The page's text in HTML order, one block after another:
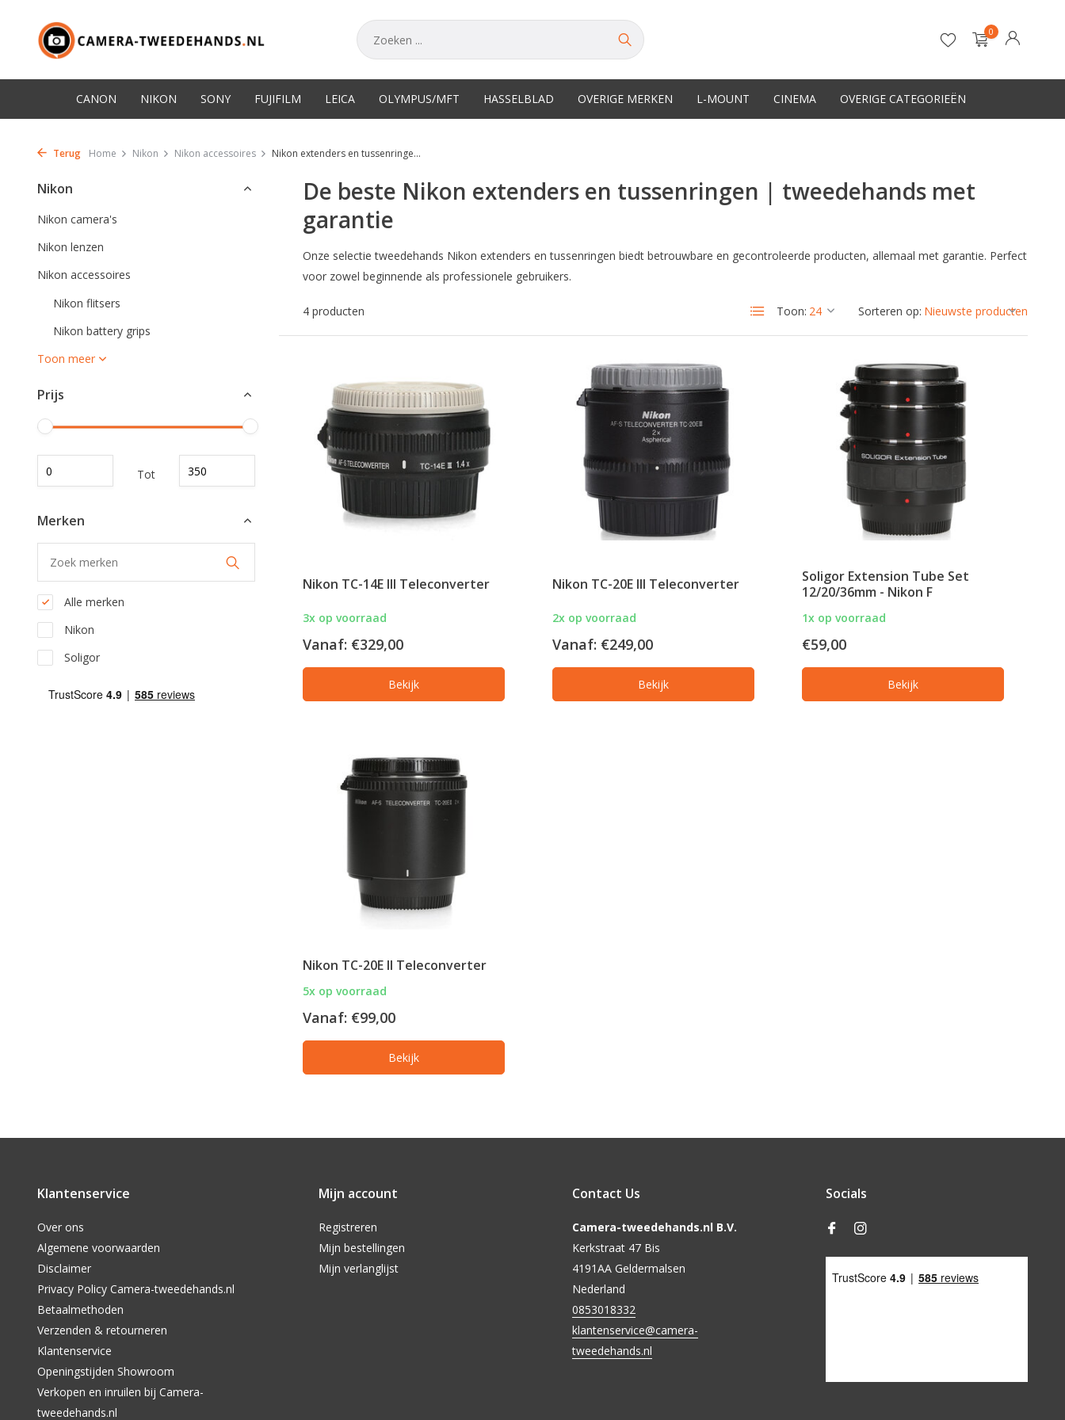
Account aanmaken
0
CANON NIKON SONY FUJIFILM LEICA OLYMPUS/MFT HASSELBLAD OVERIGE MERKEN L-MOUNT CINEMA OVERIGE CATEGORIEËN
Terug Home Nikon Nikon accessoires Nikon extenders en tussenringe...
Nikon
Nikon camera's
Nikon lenzen
Nikon accessoires
Nikon flitsers
Nikon battery grips
Toon meer
Prijs
Tot
Merken
Alle merken
Nikon
Soligor
De beste Nikon extenders en tussenringen | tweedehands met
garantie
Onze selectie tweedehands Nikon extenders en tussenringen biedt betrouwbare en gecontroleerde producten, allemaal met garantie. Perfect
voor zowel beginnende als professionele gebruikers.
4 producten Toon: Sorteren op:
Nikon TC-14E III Teleconverter
3x op voorraad
Vanaf: €329,00
Bekijk
Nikon TC-20E III Teleconverter
2x op voorraad
Vanaf: €249,00
Bekijk
Soligor Extension Tube Set
12/20/36mm - Nikon F
1x op voorraad
€59,00
Bekijk
Nikon TC-20E II Teleconverter
5x op voorraad
Vanaf: €99,00
Bekijk
Klantenservice
Over ons
Algemene voorwaarden
Disclaimer
Privacy Policy Camera-tweedehands.nl
Betaalmethoden
Verzenden & retourneren
Klantenservice
Openingstijden Showroom
Verkopen en inruilen bij Camera-
tweedehands.nl
Mijn account
Registreren
Mijn bestellingen
Mijn verlanglijst
Contact Us
Camera-tweedehands.nl B.V.
Kerkstraat 47 Bis
4191AA Geldermalsen
Nederland
0853018332
klantenservice@camera-
tweedehands.nl
Socials